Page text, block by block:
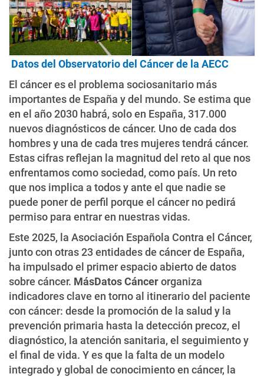
Datos del Observatorio del Cáncer de la AECC
El cáncer es el problema sociosanitario más
importantes de España y del mundo. Se estima que
en el año 2030 habrá, solo en España, 317.000
nuevos diagnósticos de cáncer. Uno de cada dos
hombres y una de cada tres mujeres tendrá cáncer.
Estas cifras reflejan la magnitud del reto al que nos
enfrentamos como sociedad, como país. Un reto
que nos implica a todos y ante el que nadie se
puede poner de perfil porque el cáncer no pedirá
permiso para entrar en nuestras vidas.
Este 2025, la Asociación Española Contra el Cáncer,
junto con otras 23 entidades de cáncer de España,
ha impulsado el primer espacio abierto de datos
sobre cáncer. MásDatos Cáncerorganiza
indicadores clave en torno al itinerario del paciente
con cáncer: desde la promoción de la salud y la
prevención primaria hasta la detección precoz, el
diagnóstico, la atención sanitaria, el seguimiento y
el final de vida. Y es que la falta de un modelo
integrado y global de conocimiento en cáncer, la